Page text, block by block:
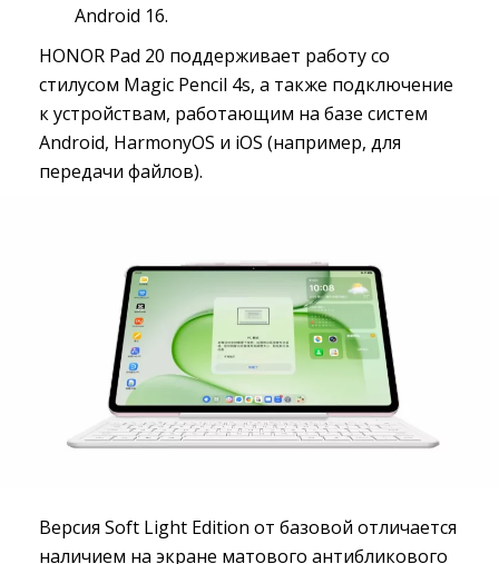
Android 16.
HONOR Pad 20 поддерживает работу со
стилусом Magic Pencil 4s, а также подключение
к устройствам, работающим на базе систем
Android, HarmonyOS и iOS (например, для
передачи файлов).
Версия Soft Light Edition от базовой отличается
наличием на экране матового антибликового